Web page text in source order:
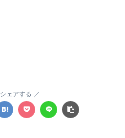
シェアする